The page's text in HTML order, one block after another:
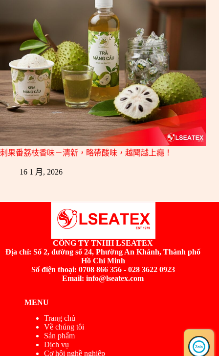
刺果番荔枝香味－清新，略帶酸味，越聞越上癮！
16 1 月, 2026
CÔNG TY TNHH LSEATEX
Địa chỉ: Số 2, đường số 24, Phường An Khánh, Thành phố
Hồ Chí Minh
Số điện thoại: 0708 866 356 - 028 3622 0923
Email: info@lseatex.com
MENU
Trang chủ
Về chúng tôi
Sản phẩm
Dịch vụ
Cơ hội nghề nghiệp